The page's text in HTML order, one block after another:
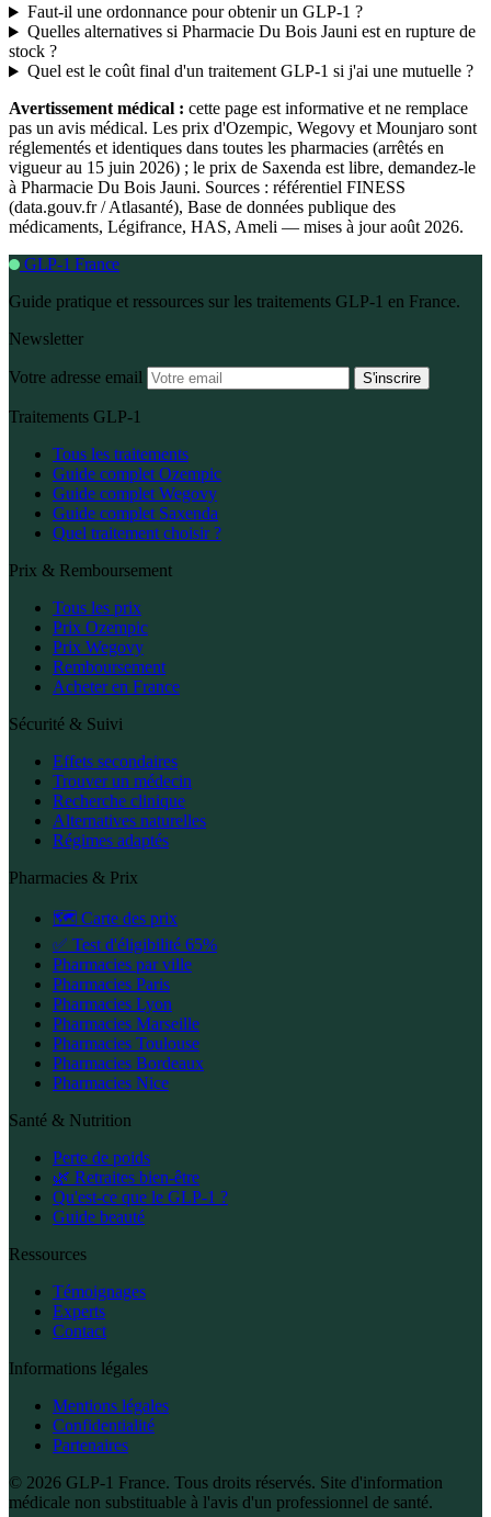
Faut-il une ordonnance pour obtenir un GLP-1 ?
Quelles alternatives si Pharmacie Du Bois Jauni est en rupture de
stock ?
Quel est le coût final d'un traitement GLP-1 si j'ai une mutuelle ?
Avertissement médical : cette page est informative et ne remplace
pas un avis médical. Les prix d'Ozempic, Wegovy et Mounjaro sont
réglementés et identiques dans toutes les pharmacies (arrêtés en
vigueur au 15 juin 2026) ; le prix de Saxenda est libre, demandez-le
à Pharmacie Du Bois Jauni. Sources : référentiel FINESS
(data.gouv.fr / Atlasanté), Base de données publique des
médicaments, Légifrance, HAS, Ameli — mises à jour août 2026.
GLP-1 France
Guide pratique et ressources sur les traitements GLP-1 en France.
Newsletter
Votre adresse email S'inscrire
Traitements GLP-1
Tous les traitements
Guide complet Ozempic
Guide complet Wegovy
Guide complet Saxenda
Quel traitement choisir ?
Prix & Remboursement
Tous les prix
Prix Ozempic
Prix Wegovy
Remboursement
Acheter en France
Sécurité & Suivi
Effets secondaires
Trouver un médecin
Recherche clinique
Alternatives naturelles
Régimes adaptés
Pharmacies & Prix
🗺️ Carte des prix
✅ Test d'éligibilité 65%
Pharmacies par ville
Pharmacies Paris
Pharmacies Lyon
Pharmacies Marseille
Pharmacies Toulouse
Pharmacies Bordeaux
Pharmacies Nice
Santé & Nutrition
Perte de poids
🌿 Retraites bien-être
Qu'est-ce que le GLP-1 ?
Guide beauté
Ressources
Témoignages
Experts
Contact
Informations légales
Mentions légales
Confidentialité
Partenaires
© 2026 GLP-1 France. Tous droits réservés. Site d'information
médicale non substituable à l'avis d'un professionnel de santé.